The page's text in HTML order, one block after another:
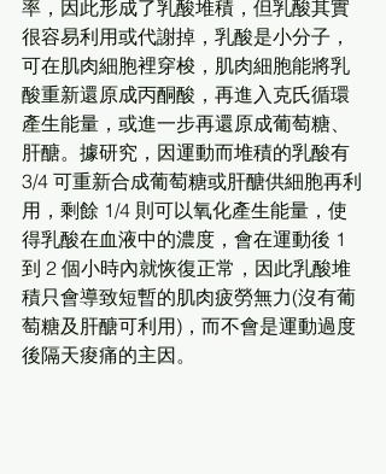
率，因此形成了乳酸堆積，但乳酸其實
很容易利用或代謝掉，乳酸是小分子，
可在肌肉細胞裡穿梭，肌肉細胞能將乳
酸重新還原成丙酮酸，再進入克氏循環
產生能量，或進一步再還原成葡萄糖、
肝醣。據研究，因運動而堆積的乳酸有
3/4 可重新合成葡萄糖或肝醣供細胞再利
用，剩餘 1/4 則可以氧化產生能量，使
得乳酸在血液中的濃度，會在運動後 1
到 2 個小時內就恢復正常，因此乳酸堆
積只會導致短暫的肌肉疲勞無力(沒有葡
萄糖及肝醣可利用)，而不會是運動過度
後隔天痠痛的主因。